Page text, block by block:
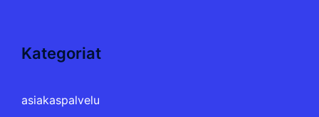
Kategoriat
asiakaspalvelu